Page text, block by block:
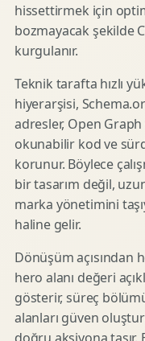
hissettirmek için
bozmayacak şekilde
kurgulanır.
Teknik tarafta hızlı
hiyerarşisi,
adresler, Open
okunabilir kod ve
korunur. Böylece
bir tasarım değil,
marka yönetimini
haline gelir.
Dönüşüm
hero alanı değeri
gösterir, süreç
alanları güven